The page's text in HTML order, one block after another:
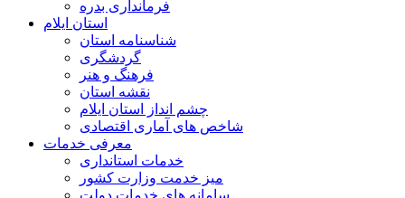
فرمانداری بدره
استان ایلام
شناسنامه استان
گردشگری
فرهنگ و هنر
نقشه استان
چشم انداز استان ایلام
شاخص های آماری اقتصادی
معرفی خدمات
خدمات استانداری
میز خدمت وزارت کشور
سامانه های خدمات دولت